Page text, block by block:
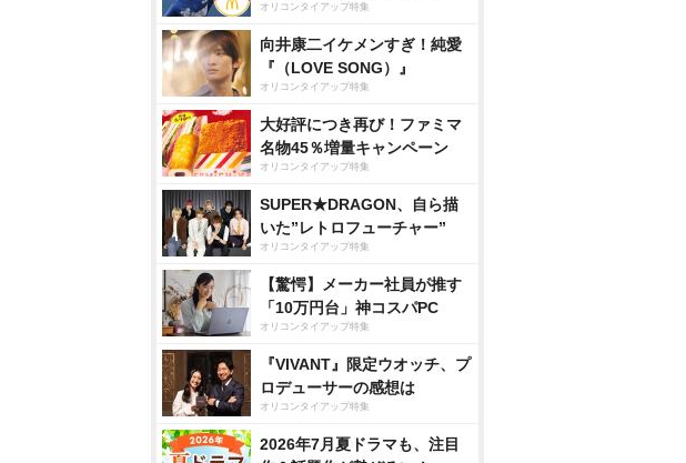
オリコンタイアップ特集
向井康二イケメンすぎ！純愛
『（LOVE SONG）』
オリコンタイアップ特集
大好評につき再び！ファミマ
名物45％増量キャンペーン
オリコンタイアップ特集
SUPER★DRAGON、自ら描
いた”レトロフューチャー”
オリコンタイアップ特集
【驚愕】メーカー社員が推す
「10万円台」神コスパPC
オリコンタイアップ特集
『VIVANT』限定ウオッチ、プ
ロデューサーの感想は
オリコンタイアップ特集
2026年7月夏ドラマも、注目